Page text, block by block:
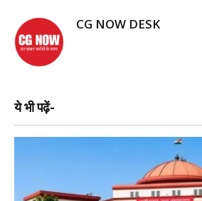
CG NOW DESK
ये भी पढ़ें-